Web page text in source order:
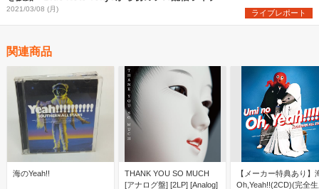
2021/03/08 (月) ライブレポート
関連商品
海のYeah!!
THANK YOU SO MUCH
[アナログ盤] [2LP] [Analog]
【メーカー特典あり】
Oh,Yeah!!(2CD)(完全